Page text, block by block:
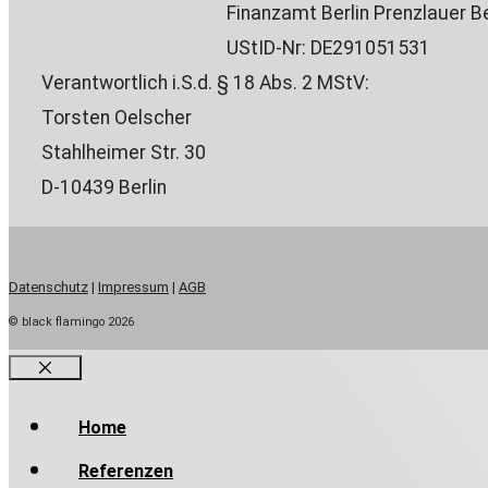
Finanzamt Berlin Prenzlauer
UStID-Nr: DE291051531
Verantwortlich i.S.d. § 18 Abs. 2 MStV:
Torsten Oelscher
Stahlheimer Str. 30
D-10439 Berlin
Datenschutz | Impressum | AGB
© black flamingo 2026
Close
Home
Referenzen